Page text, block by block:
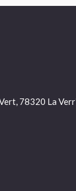
78320 La